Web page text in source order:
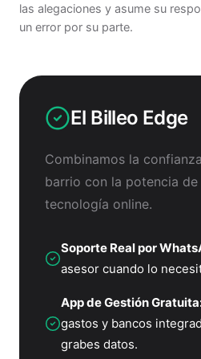
las alegaciones y asume su
un error por su parte.
El Billeo Edge
Combinamos la
barrio con la potencia
tecnología online.
Soporte Real por
asesor cuando lo
App de Gestión
gastos y bancos
grabes datos.